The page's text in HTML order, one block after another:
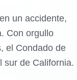
un accidente,
Con orgullo
el Condado de
sur de California.